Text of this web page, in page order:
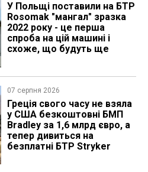
У Польщі поставили на БТР
Rosomak "мангал" зразка
2022 року - це перша
спроба на цій машині і
схоже, що будуть ще
07 серпня 2026
Греція свого часу не взяла
у США безкоштовні БМП
Bradley за 1,6 млрд євро, а
тепер дивиться на
безплатні БТР Stryker